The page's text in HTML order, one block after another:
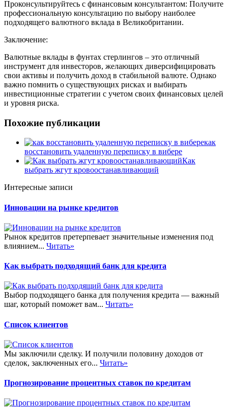
Проконсультируйтесь с финансовым консультантом: Получите
профессиональную консультацию по выбору наиболее
подходящего валютного вклада в Великобритании.
Заключение:
Валютные вклады в фунтах стерлингов – это отличный
инструмент для инвесторов, желающих диверсифицировать
свои активы и получить доход в стабильной валюте. Однако
важно помнить о существующих рисках и выбирать
инвестиционные стратегии с учетом своих финансовых целей
и уровня риска.
Похожие публикации
как
восстановить удаленную переписку в вибере
Как
выбрать жгут крoвooстaнaвливaющий
Интересные записи
Инновации на рынке кредитов
Рынок кредитов претерпевает значительные изменения под
влиянием... Читать»
Как выбрать подходящий банк для кредита
Выбор подходящего банка для получения кредита — важный
шаг, который поможет вам... Читать»
Список клиентов
Мы заключили сделку. И получили половину доходов от
сделок, заключенных его... Читать»
Прогнозирование процентных ставок по кредитам